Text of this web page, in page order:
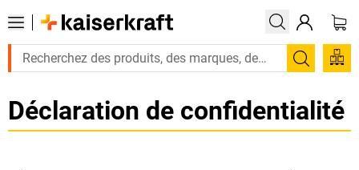
Déclaration de confidentialité